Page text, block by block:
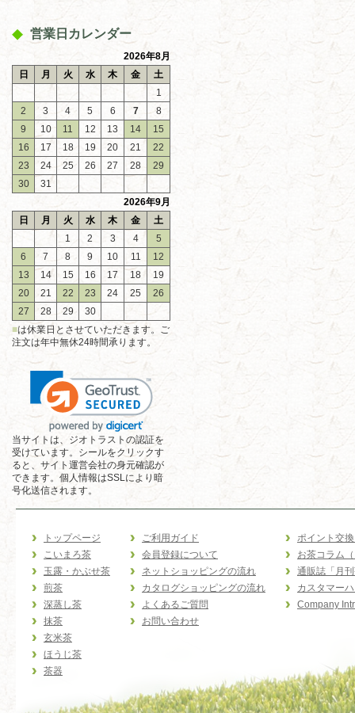
営業日カレンダー
2026年8月
日
月 火 水 木 金
土
1
2
3 4 5 6 7
8
9
10 11 12 13 14
15
16
17 18 19 20 21
22
23
24 25 26 27 28
29
30
31
2026年9月
日
月 火 水 木 金
土
1
2 3 4
5
6
7 8 9 10 11
12
13
14 15 16 17 18
19
20
21 22 23 24 25
26
27
28 29
30
■は休業日とさせていただきます。ご
注文は年中無休24時間承ります。
当サイトは、ジオトラストの認証を
受けています。シールをクリックす
ると、サイト運営会社の身元確認が
できます。個人情報はSSLにより暗
号化送信されます。
トップページ
こいまろ茶
玉露・かぶせ茶
煎茶
深蒸し茶
抹茶
玄米茶
ほうじ茶
茶器
ご利用ガイド
会員登録について
ネットショッピングの流れ
カタログショッピングの流れ
よくあるご質問
お問い合わせ
ポイント交
お茶コラム
通販誌「月
カスタマー
Company